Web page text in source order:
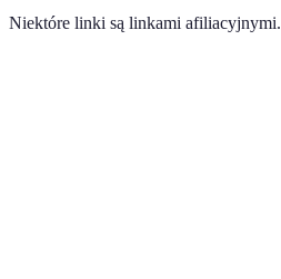
Niektóre linki są linkami afiliacyjnymi.